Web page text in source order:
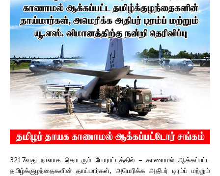
3217வது நாளாக தொடரும் போராட்டத்தில் – காணாமல் ஆக்கப்பட்ட
தமிழ்க்குழந்தைகளின் தாய்மார்கள், அமெரிக்க அதிபர் டிரம்ப் மற்றும்